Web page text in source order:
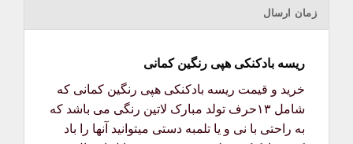
زمان ارسال
ریسه بادکنکی هپی رنگین کمانی
خرید و قیمت ریسه بادکنکی هپی رنگین کمانی که
شامل ۱۳حرف تولد مبارک لاتین رنگی می باشد که
به راحتی با نی و یا تلمبه دستی میتوانید آنها را باد